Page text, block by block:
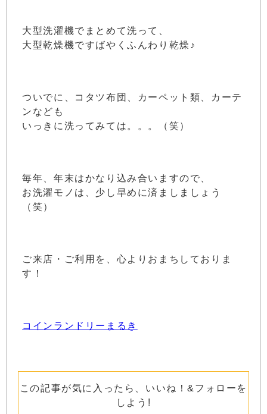
大型洗濯機でまとめて洗って、
大型乾燥機ですばやくふんわり乾燥♪
ついでに、コタツ布団、カーペット類、カーテ
ンなども
いっきに洗ってみては。。。（笑）
毎年、年末はかなり込み合いますので、
お洗濯モノは、少し早めに済ましましょう
（笑）
ご来店・ご利用を、心よりおまちしておりま
す！
コインランドリーまるき
この記事が気に入ったら、いいね！&フォローを
しよう!